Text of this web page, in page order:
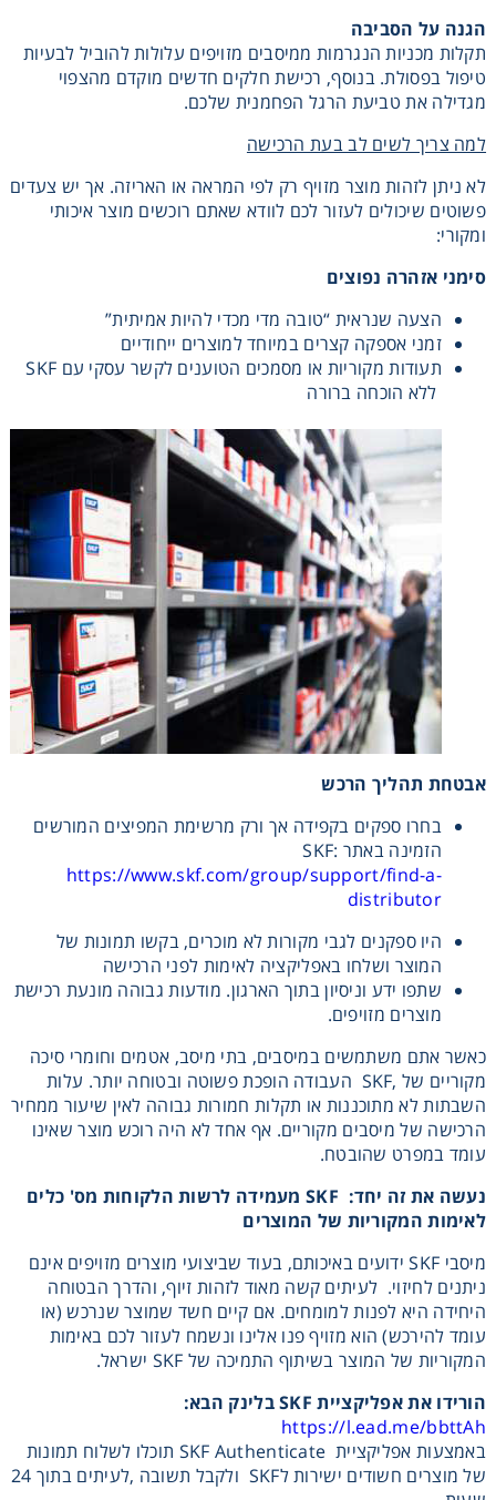
הגנה על הסביבה
תקלות מכניות הנגרמות ממיסבים מזויפים עלולות להוביל לבעיות
טיפול בפסולת. בנוסף, רכישת חלקים חדשים מוקדם מהצפוי
מגדילה את טביעת הרגל הפחמנית שלכם.
למה צריך לשים לב בעת הרכישה
לא ניתן לזהות מוצר מזויף רק לפי המראה או האריזה. אך יש צעדים
פשוטים שיכולים לעזור לכם לוודא שאתם רוכשים מוצר איכותי
ומקורי:
סימני אזהרה נפוצים
הצעה שנראית “טובה מדי מכדי להיות אמיתית”
זמני אספקה קצרים במיוחד למוצרים ייחודיים
תעודות מקוריות או מסמכים הטוענים לקשר עסקי עם SKF
ללא הוכחה ברורה
אבטחת תהליך הרכש
בחרו ספקים בקפידה אך ורק מרשימת המפיצים המורשים
הזמינה באתר SKF:
https://www.skf.com/group/support/find-a-
distributor
היו ספקנים לגבי מקורות לא מוכרים, בקשו תמונות של
המוצר ושלחו באפליקציה לאימות לפני הרכישה
שתפו ידע וניסיון בתוך הארגון. מודעות גבוהה מונעת רכישת
מוצרים מזויפים.
כאשר אתם משתמשים במיסבים, בתי מיסב, אטמים וחומרי סיכה
מקוריים של ,SKF העבודה הופכת פשוטה ובטוחה יותר. עלות
השבתות לא מתוכננות או תקלות חמורות גבוהה לאין שיעור ממחיר
הרכישה של מיסבים מקוריים. אף אחד לא היה רוכש מוצר שאינו
עומד במפרט שהובטח.
נעשה את זה יחד: SKFמעמידה לרשות הלקוחות מס' כלים
לאימות המקוריות של המוצרים
מיסבי SKF ידועים באיכותם, בעוד שביצועי מוצרים מזויפים אינם
ניתנים לחיזוי. לעיתים קשה מאוד לזהות זיוף, והדרך הבטוחה
היחידה היא לפנות למומחים. אם קיים חשד שמוצר שנרכש (או
עומד להירכש) הוא מזויף פנו אלינו ונשמח לעזור לכם באימות
המקוריות של המוצר בשיתוף התמיכה של SKF ישראל.
הורידו את אפליקציית SKF בלינק הבא
:
https://l.ead.me/bbttAh
באמצעות אפליקציית SKF Authenticate תוכלו לשלוח תמונות
של מוצרים חשודים ישירות לSKF ולקבל תשובה ,לעיתים בתוך 24